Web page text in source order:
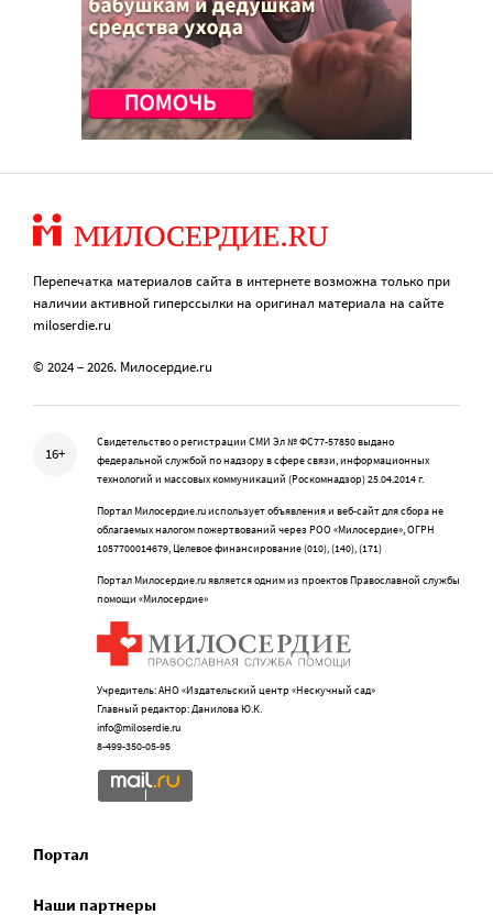
Перепечатка материалов сайта в интернете возможна только при
наличии активной гиперссылки на оригинал материала на сайте
miloserdie.ru
© 2024 – 2026. Милосердие.ru
16+
Свидетельство о регистрации СМИ Эл № ФС77-57850 выдано
федеральной службой по надзору в сфере связи, информационных
технологий и массовых коммуникаций (Роскомнадзор) 25.04.2014 г.
Портал Милосердие.ru использует объявления и веб-сайт для сбора не
облагаемых налогом пожертвований через РОО «Милосердие», ОГРН
1057700014679, Целевое финансирование (010), (140), (171)
Портал Милосердие.ru является одним из проектов Православной службы
помощи «Милосердие»
Учредитель: АНО «Издательский центр «Нескучный сад»
Главный редактор: Данилова Ю.К.
info@miloserdie.ru
8-499-350-05-95
Портал
Наши партнеры